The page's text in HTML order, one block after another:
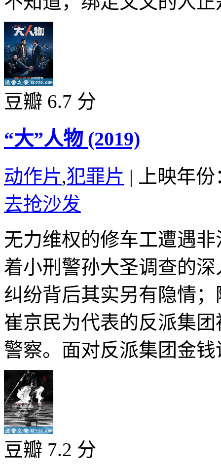
豆瓣 6.7 分
“大”人物 (2019)
动作片,犯罪片 |
上映年
去抢沙发
无力维权的修车工遭遇
着小刑警孙大圣调查的
纠纷背后其实另有隐情
崔京民为代表的反派集
警察。面对反派集团金
豆瓣 7.2 分